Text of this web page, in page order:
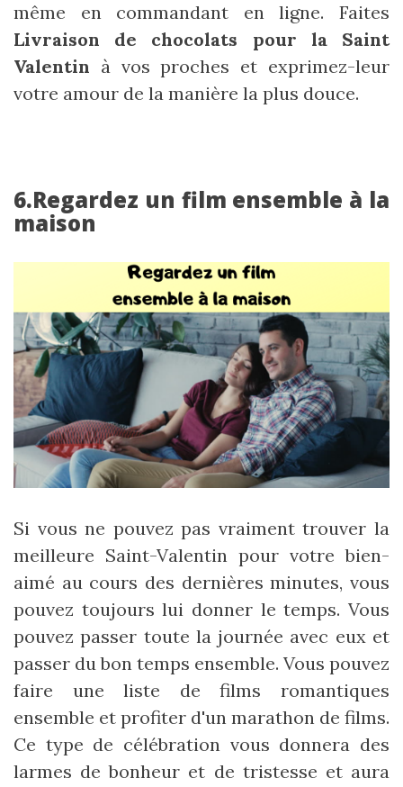
même en commandant en ligne. Faites
Livraison de chocolats pour la Saint
Valentin à vos proches et exprimez-leur
votre amour de la manière la plus douce.
6.Regardez un film ensemble à la
maison
Si vous ne pouvez pas vraiment trouver la
meilleure Saint-Valentin pour votre bien-
aimé au cours des dernières minutes, vous
pouvez toujours lui donner le temps. Vous
pouvez passer toute la journée avec eux et
passer du bon temps ensemble. Vous pouvez
faire une liste de films romantiques
ensemble et profiter d'un marathon de films.
Ce type de célébration vous donnera des
larmes de bonheur et de tristesse et aura